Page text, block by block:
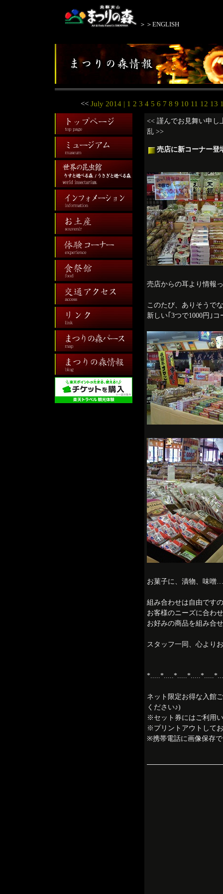
＞＞ENGLISH
<< July 2014 | 1 2 3 4 5 6 7 8 9 10 11 12
<< 謹んでお見舞い申し
乱 >>
売店に新コーナー登
売店からの耳より情報
このたび、ありそうで
新しい｢3つで1000円｣
お菓子に、漬物、味噌
組み合わせは自由です
お客様のニーズに合わ
お好みの商品を組み合
スタッフ一同、心より
ネット限定お得な入館
ください♪)
※セット券にはご利用
※プリントアウトして
※携帯電話に画像保存